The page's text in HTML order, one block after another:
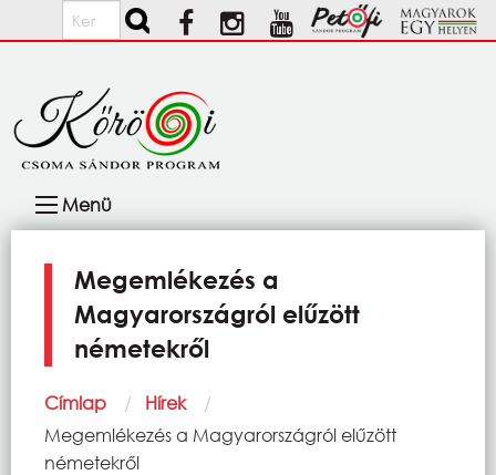
Ugrás a tartalomra
Keresés
navigáció
Menü
Megemlékezés a
Magyarországról elűzött
németekről
Morzsa
Címlap
Hírek
Current:
Megemlékezés a Magyarországról elűzött
németekről